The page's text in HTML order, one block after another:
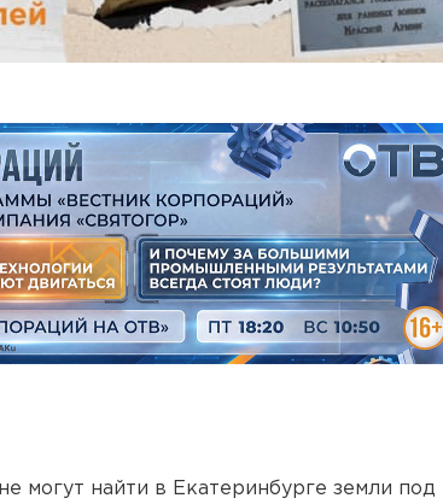
могут найти в Екатеринбурге земли под